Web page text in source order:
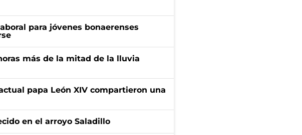
para jóvenes bonaerenses
más de la mitad de la lluvia
papa León XIV compartieron una
en el arroyo Saladillo